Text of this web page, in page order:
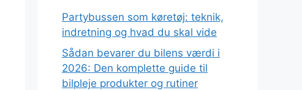
Partybussen som køretøj: teknik,
indretning og hvad du skal vide
Sådan bevarer du bilens værdi i
2026: Den komplette guide til
bilpleje produkter og rutiner